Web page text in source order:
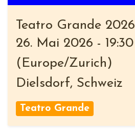
Teatro Grande 2026
26. Mai 2026 - 19:30
( Europe/Zurich )
Dielsdorf, Schweiz
Teatro Grande